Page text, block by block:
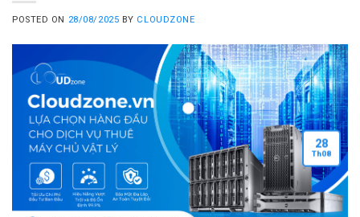
POSTED ON 28/08/2025 BY CLOUDZONE
28
Th08